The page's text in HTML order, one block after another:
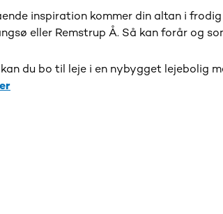
inspiration kommer din altan i
eller Remstrup Å. Så kan forår og
du bo til leje i en nybygget lejebolig